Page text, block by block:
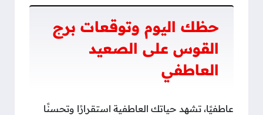
حظك اليوم وتوقعات برج
القوس على الصعيد
العاطفي
عاطفيًا، تشهد حياتك العاطفية استقرارًا وتحسنًا